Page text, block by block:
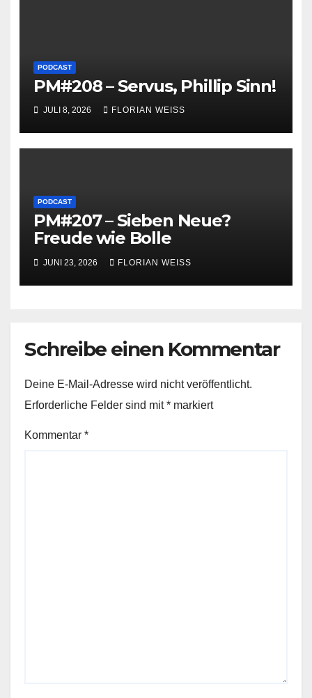
PODCAST
PM#208 – Servus, Phillip Sinn!
JULI 8, 2026 FLORIAN WEISS
PODCAST
PM#207 – Sieben Neue?
Freude wie Bolle
JUNI 23, 2026 FLORIAN WEISS
Schreibe einen Kommentar
Deine E-Mail-Adresse wird nicht veröffentlicht.
Erforderliche Felder sind mit* markiert
Kommentar *